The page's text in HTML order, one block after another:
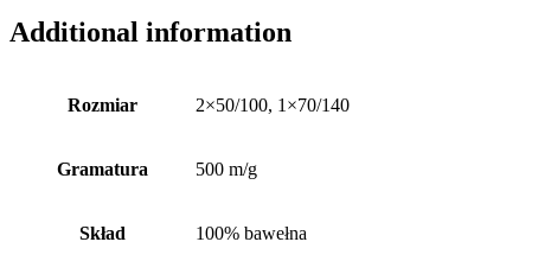
Additional information
Rozmiar 2×50/100, 1×70/140
Gramatura 500 m/g
Skład 100% bawełna